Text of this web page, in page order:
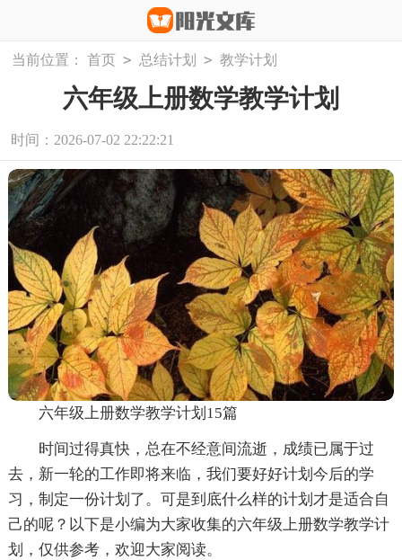
当前位置： 首页 > 总结计划 > 教学计划
六年级上册数学教学计划
时间：2026-07-02 22:22:21
六年级上册数学教学计划15篇
时间过得真快，总在不经意间流逝，成绩已属于过
去，新一轮的工作即将来临，我们要好好计划今后的学
习，制定一份计划了。可是到底什么样的计划才是适合自
己的呢？以下是小编为大家收集的六年级上册数学教学计
划，仅供参考，欢迎大家阅读。